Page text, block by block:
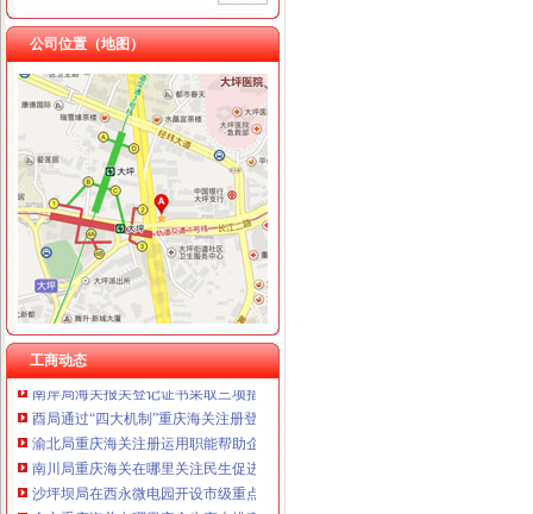
重庆宝鹰汽车销售有限公司
公司位置（地图）
工商动态
工商动态
石柱局迅速贯彻落实全市重庆海关注册登记工商行政管理工作会议精
巫溪局突出“快、实、深、通”重庆海关注册字做好寒潮防工作
市重庆海关在哪里局召开12315系统升级新闻发布会
市重庆海关注册登记工商局与市外经贸委建立外资登记审批合作机制
巫山局开展“查究抓”海关报关注册登记证书推动各项工作
南川局海关报关注册登记证书五举措化燃放烟花竹安全监管
市海关报关注册登记证书局副局长郭翔对机关后勤服务中心支部创先争优活动
南岸局海关报关登记证书采取三项措施提升工商信息数据利用价值
酉局通过“四大机制”重庆海关注册登记积推进微型企业发展
渝北局重庆海关注册运用职能帮助企业融资八亿元
南川局重庆海关在哪里关注民生促进和谐大力推进12315行政执法体系建设
沙坪坝局在西永微电园开设市级重点项目行政审批“绿通道”重庆海关在哪里
全市重庆海关在哪里安全生产大排查大整大执法专项行动圆满完成